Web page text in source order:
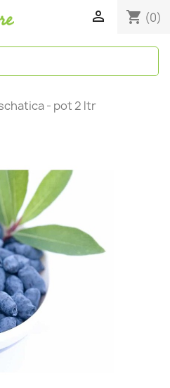
 shopping_cart (0)
- pot 2 ltr